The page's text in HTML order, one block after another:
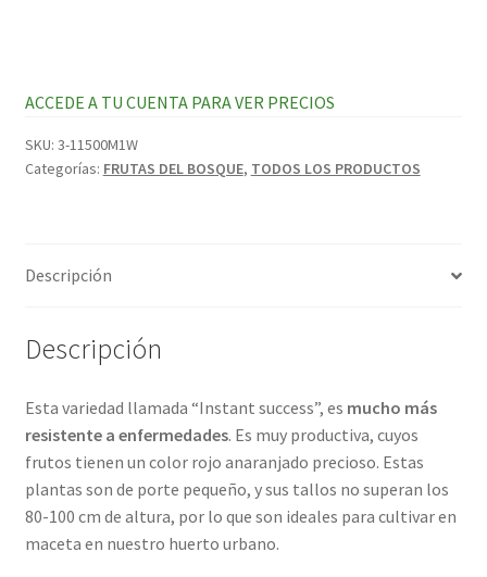
ACCEDE A TU CUENTA PARA VER PRECIOS
SKU: 3-11500M1W
Categorías: FRUTAS DEL BOSQUE, TODOS LOS PRODUCTOS
Descripción
Descripción
Esta variedad llamada “Instant success”, es mucho más
resistente a enfermedades. Es muy productiva, cuyos
frutos tienen un color rojo anaranjado precioso. Estas
plantas son de porte pequeño, y sus tallos no superan los
80-100 cm de altura, por lo que son ideales para cultivar en
maceta en nuestro huerto urbano.